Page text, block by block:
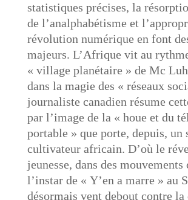
statistiques précises, la
de l’analphabétisme et
révolution numérique en font
majeurs. L’Afrique vit au
« village planétaire » de Mc
dans la magie des « réseaux
journaliste canadien résume
par l’image de la « houe et du
portable » que porte, depuis, un
cultivateur africain. D’où le
jeunesse, dans des
l’instar de « Y’en a marre » au
désormais vent debout contre